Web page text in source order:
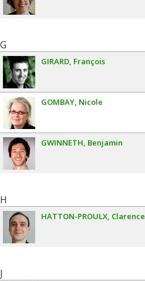
G
GIRARD François
GOMBAY Nicole
GWINNETH Benjamin
H
HATTON-PROULX Clarence
J